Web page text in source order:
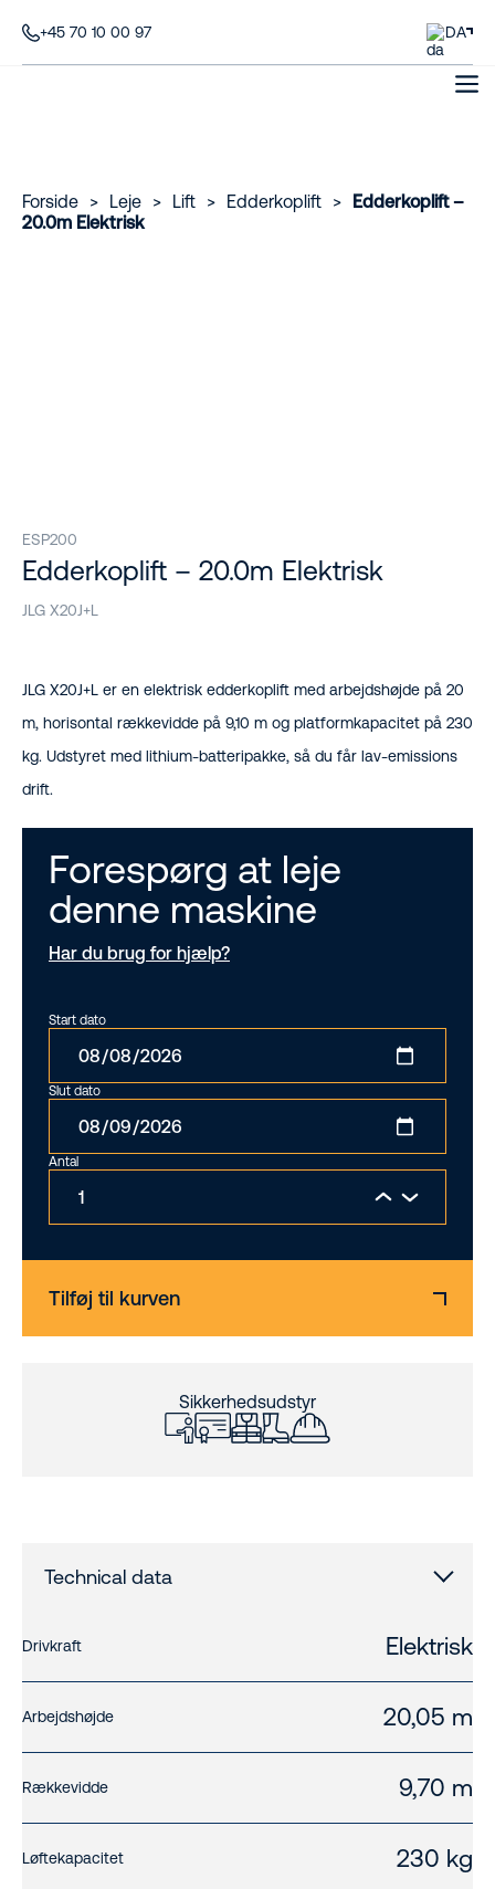
+45 70 10 00 97 DA
Forside > Leje > Lift > Edderkoplift >
Edderkoplift –
20.0m Elektrisk
ESP200
Edderkoplift – 20.0m Elektrisk
JLG X20J+L
JLG X20J+L er en elektrisk edderkoplift med arbejdshøjde på 20
m, horisontal rækkevidde på 9,10 m og platformkapacitet på 230
kg. Udstyret med lithium-batteripakke, så du får lav-emissions
drift.
Forespørg at leje
denne maskine
Har du brug for hjælp?
Start dato
Slut dato
Antal
Tilføj til kurven
Sikkerhedsudstyr
Technical data
Drivkraft Elektrisk
Arbejdshøjde 20,05 m
Rækkevidde 9,70 m
Løftekapacitet 230 kg